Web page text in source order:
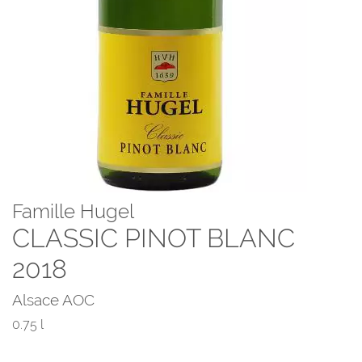
Famille Hugel
CLASSIC PINOT BLANC
2018
Alsace AOC
0.75 l